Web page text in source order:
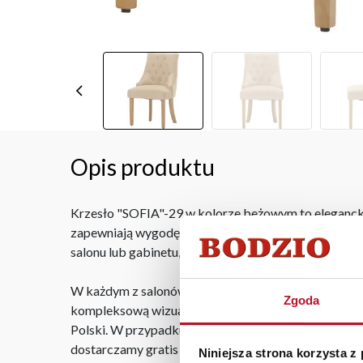
Zgoda
Niniejsza strona korzysta z
Opis produktu
Krzesło "SOFIA"-29 w kolorze beżowym to
zapewniają wygodę użytkowania. Stabilne nogi w
salonu lub gabinetu, łącząc komfort z estetyką.
W każdym z salonów mebli Bodzio oferujemy
kompleksową wizualizację Państwa pomieszczenia
Polski. W przypadku zamówień internetowych czas
dostarczamy gratis niezależnie od miejsca złożenia